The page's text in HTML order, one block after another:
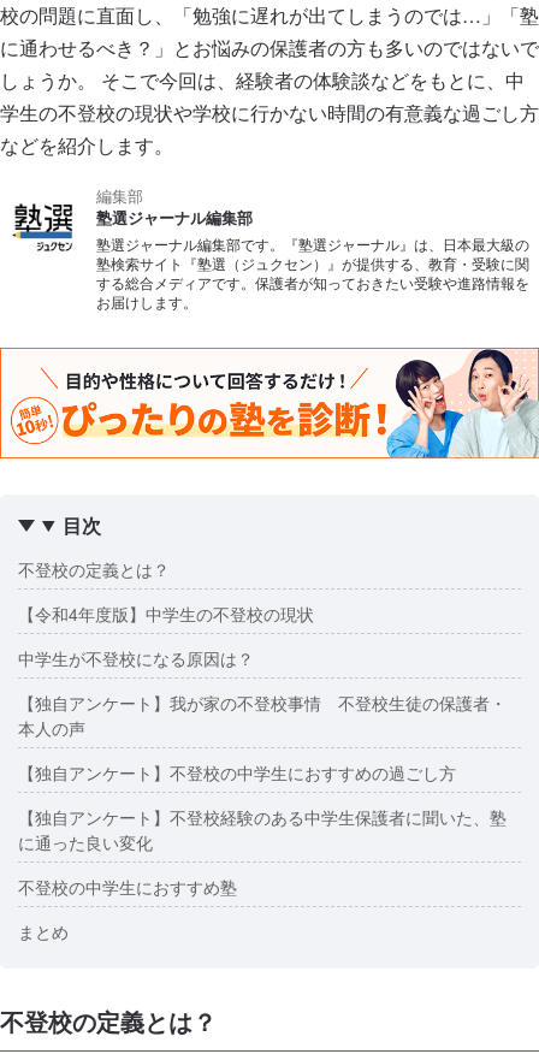
利用規約
個人情報取り扱い
会社概要
校の問題に直面し、「勉強に遅れが出てしまうのでは…」「塾
に通わせるべき？」とお悩みの保護者の方も多いのではないで
しょうか。 そこで今回は、経験者の体験談などをもとに、中
学生の不登校の現状や学校に行かない時間の有意義な過ごし方
などを紹介します。
編集部
塾選ジャーナル編集部
塾選ジャーナル編集部です。『塾選ジャーナル』は、日本最大級の
塾検索サイト『塾選（ジュクセン）』が提供する、教育・受験に関
する総合メディアです。保護者が知っておきたい受験や進路情報を
お届けします。
目次
不登校の定義とは？
【令和4年度版】中学生の不登校の現状
中学生が不登校になる原因は？
【独自アンケート】我が家の不登校事情 不登校生徒の保護者・
本人の声
【独自アンケート】不登校の中学生におすすめの過ごし方
【独自アンケート】不登校経験のある中学生保護者に聞いた、塾
に通った良い変化
不登校の中学生におすすめ塾
まとめ
不登校の定義とは？